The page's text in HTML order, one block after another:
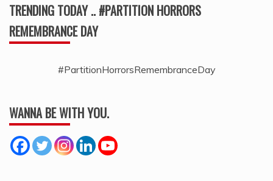
TRENDING TODAY .. #PARTITION HORRORS
REMEMBRANCE DAY
#PartitionHorrorsRemembranceDay
WANNA BE WITH YOU.